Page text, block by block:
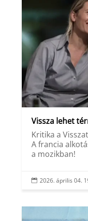
Vissza lehet
Kritika a
A francia
a mozikban!
 2026. április 04.